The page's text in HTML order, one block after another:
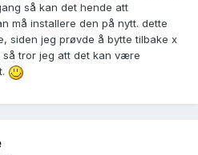
så kan det hende att
må installere den på nytt. dette
siden jeg prøvde å bytte tilbake x
så tror jeg att det kan være